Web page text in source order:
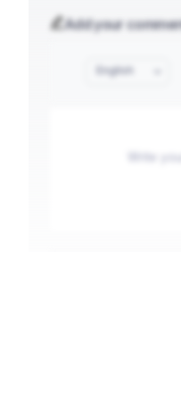
Add your
English